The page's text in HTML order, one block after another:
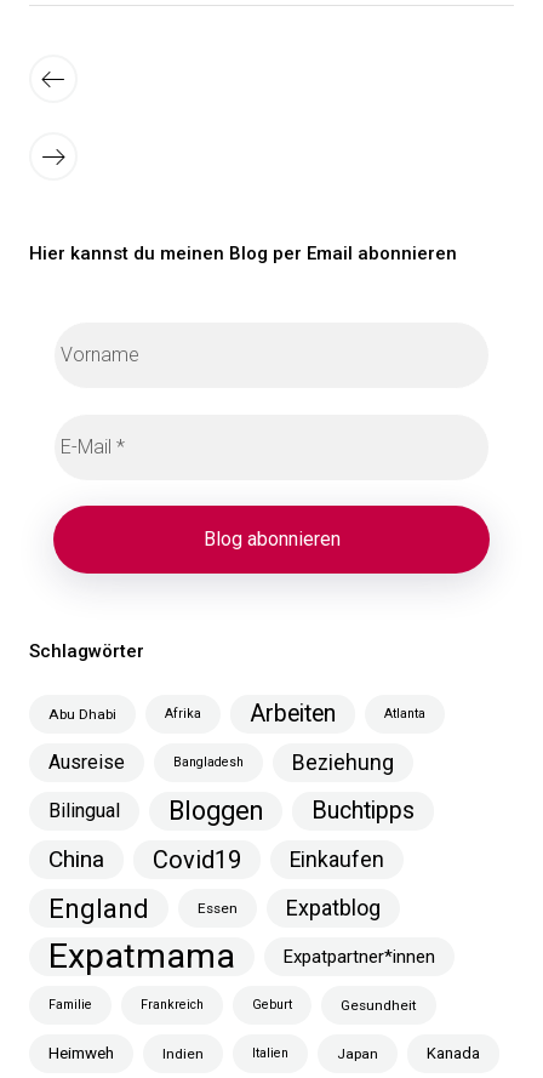
derBeiträge
Beiträge
Hier kannst du meinen Blog per Email abonnieren
Schlagwörter
Abu Dhabi Afrika Arbeiten Atlanta
Ausreise Bangladesh Beziehung
Bilingual Bloggen
Buchtipps
China
Covid19 Einkaufen
England Essen Expatblog
Expatmama Expatpartner*innen
Familie Frankreich Geburt Gesundheit
Heimweh Indien Italien Japan Kanada